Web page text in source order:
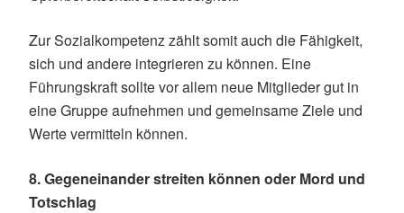
Zur Sozialkompetenz zählt somit auch die Fähigkeit,
sich und andere integrieren zu können. Eine
Führungskraft sollte vor allem neue Mitglieder gut in
eine Gruppe aufnehmen und gemeinsame Ziele und
Werte vermitteln können.
8. Gegeneinander streiten können oder Mord und
Totschlag